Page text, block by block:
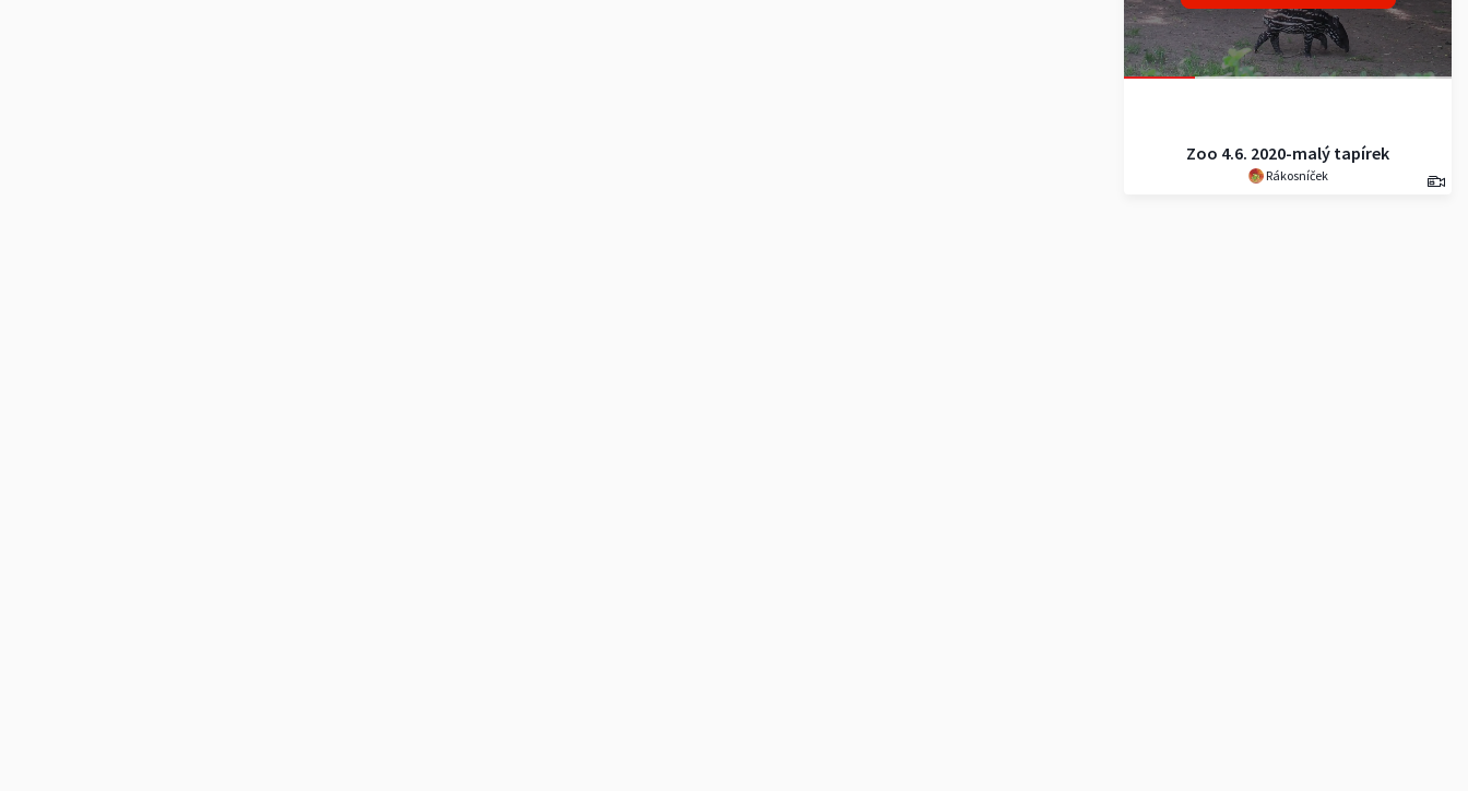
Zoo 4.6. 2020-malý tapírek
Rákosníček